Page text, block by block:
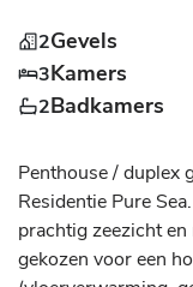
2Gevels
3Kamers
2Badkamers
Penthouse / duplex
Residentie Pure
prachtig zeezicht
gekozen voor een